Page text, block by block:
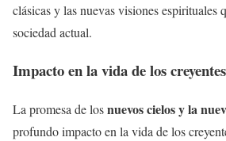
clásicas y las nuevas visiones espirituales
sociedad actual.
Impacto en la vida de los creyentes
La promesa de losnuevos cielos y la
profundo impacto en la vida de los